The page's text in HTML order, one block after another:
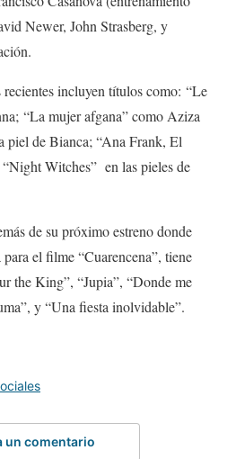
Newer, John Strasberg, y
recientes incluyen títulos como: “Le
“La mujer afgana” como Aziza
piel de Bianca; “Ana Frank, El
Witches” en las pieles de
de su próximo estreno donde
el filme “Cuarencena”, tiene
the King”, “Jupia”, “Donde me
y “Una fiesta inolvidable”.
un comentario